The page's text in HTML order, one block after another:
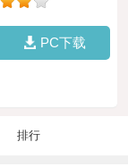
PC下载
排行